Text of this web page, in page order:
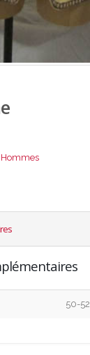
Hommes
50-52